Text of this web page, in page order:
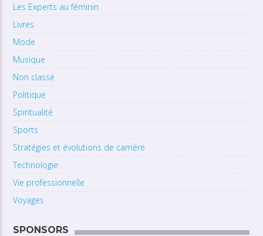
Les Experts au féminin
Livres
Mode
Musique
Non classé
Politique
Spiritualité
Sports
Stratégies et évolutions de carrière
Technologie
Vie professionnelle
Voyages
SPONSORS